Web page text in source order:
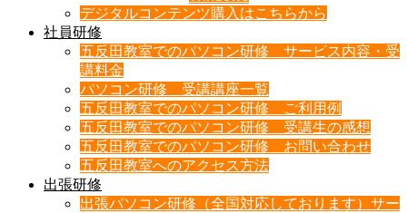
デジタルコンテンツ購入はこちらから
社員研修
五反田教室でのパソコン研修 サービス内容・受
講料金
パソコン研修 受講講座一覧
五反田教室でのパソコン研修 ご利用例
五反田教室でのパソコン研修 受講生の感想
五反田教室でのパソコン研修 お問い合わせ
五反田教室へのアクセス方法
出張研修
出張パソコン研修（全国対応しております）サー